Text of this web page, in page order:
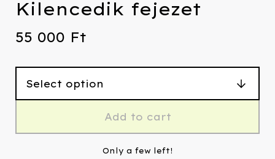
Kilencedik fejezet
55 000 Ft
Add to cart
Only a few left!